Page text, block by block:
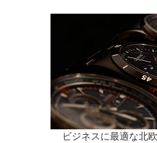
ビジネスに最適な北